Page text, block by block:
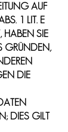
AUF
1 LIT. E
HABEN SIE
GRÜNDEN,
DIE
DIES GILT